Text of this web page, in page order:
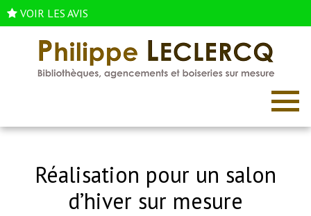
VOIR LES AVIS
Réalisation pour un salon
d’hiver sur mesure